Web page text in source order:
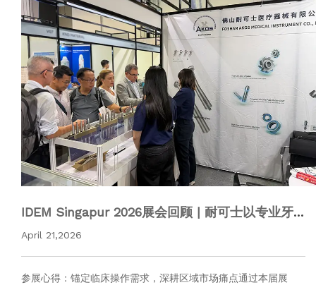
IDEM Singapur 2026展会回顾 | 耐可士以专业牙
科手机连接全球口腔临床需求
April 21,2026
参展心得：锚定临床操作需求，深耕区域市场痛点通过本届展